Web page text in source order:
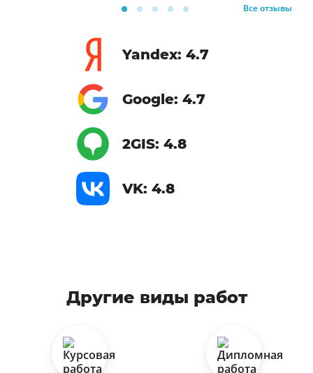
Все отзывы
Yandex: 4.7
Google: 4.7
2GIS: 4.8
VK: 4.8
Другие виды работ